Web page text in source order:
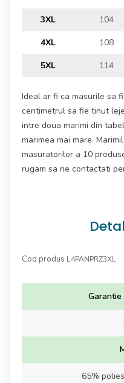
3XL
4XL
5XL
104
108
114
Ideal ar fi ca masurile sa
centimetrul sa fie tinut
intre doua marimi din
marimea mai mare.
masuratorilor a 10
rugam sa ne contactati
Cod produs L4PANPRZ3XL
65%